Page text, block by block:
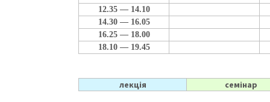
12.35 — 14.10
14.30 — 16.05
16.25 — 18.00
18.10 — 19.45
лекція семінар